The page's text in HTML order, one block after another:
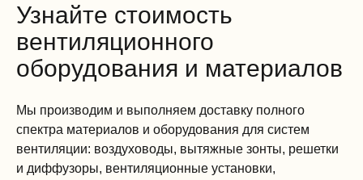
Узнайте стоимость
вентиляционного
оборудования и материалов
Мы производим и выполняем доставку полного
спектра материалов и оборудования для систем
вентиляции: воздуховоды, вытяжные зонты, решетки
и диффузоры, вентиляционные установки,